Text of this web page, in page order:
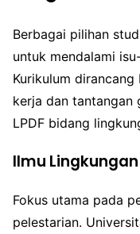
Berbagai pilihan
untuk mendalami
Kurikulum
kerja dan tantangan
LPDF bidang
Ilmu
Fokus utama pada
pelestarian.